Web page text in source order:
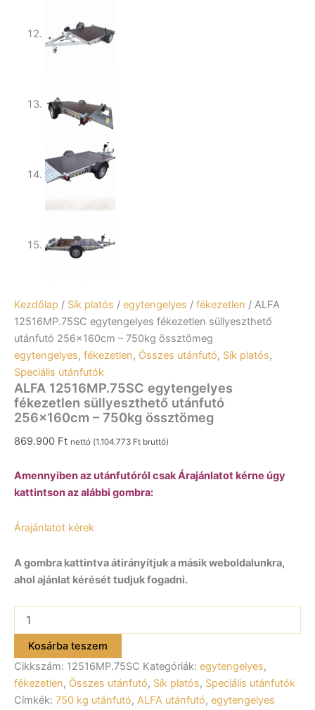
Kezdőlap / Sík platós / egytengelyes / fékezetlen / ALFA
12516MP.75SC egytengelyes fékezetlen süllyeszthető
utánfutó 256x160cm – 750kg össztömeg
egytengelyes, fékezetlen, Összes utánfutó, Sík platós,
Speciális utánfutók
ALFA 12516MP.75SC egytengelyes
fékezetlen süllyeszthető utánfutó
256x160cm – 750kg össztömeg
869.900 Ft nettó (1.104.773 Ft bruttó)
Amennyiben az utánfutóról csak Árajánlatot kérne úgy
kattintson az alábbi gombra:
Árajánlatot kérek
A gombra kattintva átirányítjuk a másik weboldalunkra,
ahol ajánlat kérését tudjuk fogadni.
12516MP.75SC
egytengelyes
fékezetlen
süllyeszthető
utánfutó
256x160cm
Kosárba teszem
Cikkszám: 12516MP.75SC Kategóriák: egytengelyes,
fékezetlen, Összes utánfutó, Sík platós, Speciális utánfutók
Címkék: 750 kg utánfutó, ALFA utánfutó, egytengelyes